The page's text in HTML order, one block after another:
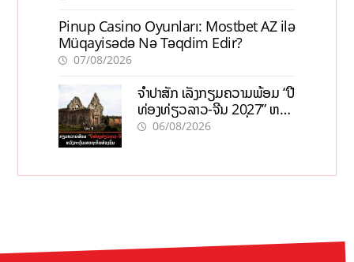
Pinup Casino Oyunları: Mostbet AZ ilə
Müqayisədə Nə Təqdim Edir?
07/08/2026
ຈຳປາສັກ ເລັ່ງກຽມຄວາມພ້ອມ “ປີ
ທ່ອງທ່ຽວລາວ-ຈີນ 2027” ຫວັງ
ກະຕຸ້ນເສດຖະກິດທ້ອງຖິ່ນ
06/08/2026